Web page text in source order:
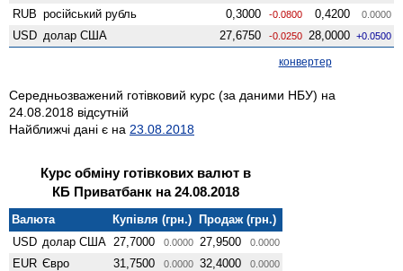
RUB російський рубль 0,3000 -0.0800 0,4200 0.0000
USD долар США 27,6750 -0.0250 28,0000 +0.0500
конвертер
Середньозважений готівковий курс (за даними НБУ) на
24.08.2018 відсутній
Найближчі дані є на 23.08.2018
Курс обміну готівкових валют в
КБ Приватбанк на 24.08.2018
Валюта Купівля (грн.) Продаж (грн.)
USD долар США 27,7000 0.0000 27,9500 0.0000
EUR Євро 31,7500 0.0000 32,4000 0.0000